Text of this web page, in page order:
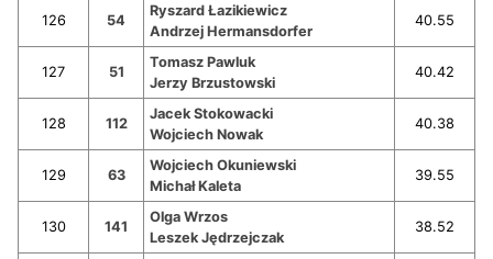
126 54
Ryszard Łazikiewicz
Andrzej Hermansdorfer
40.55
127 51
Tomasz Pawluk
Jerzy Brzustowski
40.42
128 112
Jacek Stokowacki
Wojciech Nowak
40.38
129 63
Wojciech Okuniewski
Michał Kaleta
39.55
130 141
Olga Wrzos
Leszek Jędrzejczak
38.52